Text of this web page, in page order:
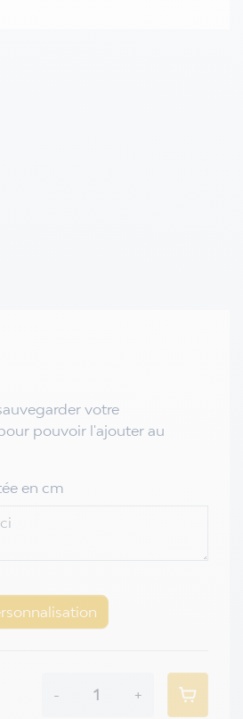
votre
pouvoir l'ajouter au
en cm
- +